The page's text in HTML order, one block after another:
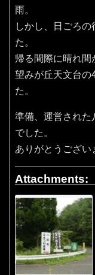
雨。
しかし、日ごろ
た。
帰る間際に晴れ間
望みが丘天文台の
た。
準備、運営された
でした。
ありがとうござい
Attachments: